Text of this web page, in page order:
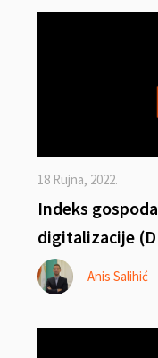
18 Rujna, 2022.
Indeks
digitalizacije
Anis Salihić